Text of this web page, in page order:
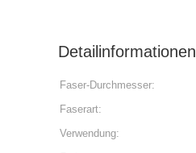
Detailinformationen
Faser-Durchmesser:
Faserart:
Verwendung: